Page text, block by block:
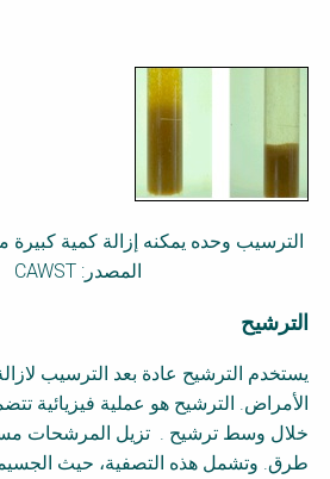
الترسيب وحده يمكنه إزالة كمية
المصدر:CAWST
الترشيح
يستخدم الترشيح عادة بعد الترسيب
الأمراض. الترشيح هو عملية فيزيائية
خلال وسط ترشيح . تزيل المرشحات
طرق. وتشمل هذه التصفية، حيث